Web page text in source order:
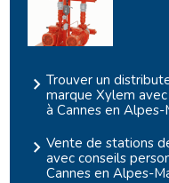
Trouver un
marque Xylem
à Cannes en
Vente de stations
avec conseils
Cannes en Alpes-